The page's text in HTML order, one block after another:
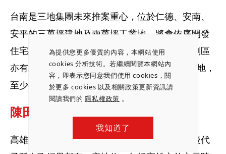
為提供您更多優質的內容，本網站使用
cookies 分析技術。若繼續閱覽本網站內
容，即表示您同意我們使用 cookies，關
於更多 cookies 以及相關政策更新資訊請
閱讀我們的隱私權政策 。
我知道了
台南是三地集團未來推案重心，位於仁德、安南、
安平的三萬坪建地及兩萬坪工業地，將會依序開發
住宅與廠辦。此外，三地在新北市鶯歌鳳鳴重劃區
亦有3千多坪土地；若加計旗下所有事業體的土地，
至少有十萬坪可供開發，土地庫存驚人。
陳田錨家族  慘烈分家狂賣地
高雄陳家是台灣大家族，發跡人物是陳中和，後代